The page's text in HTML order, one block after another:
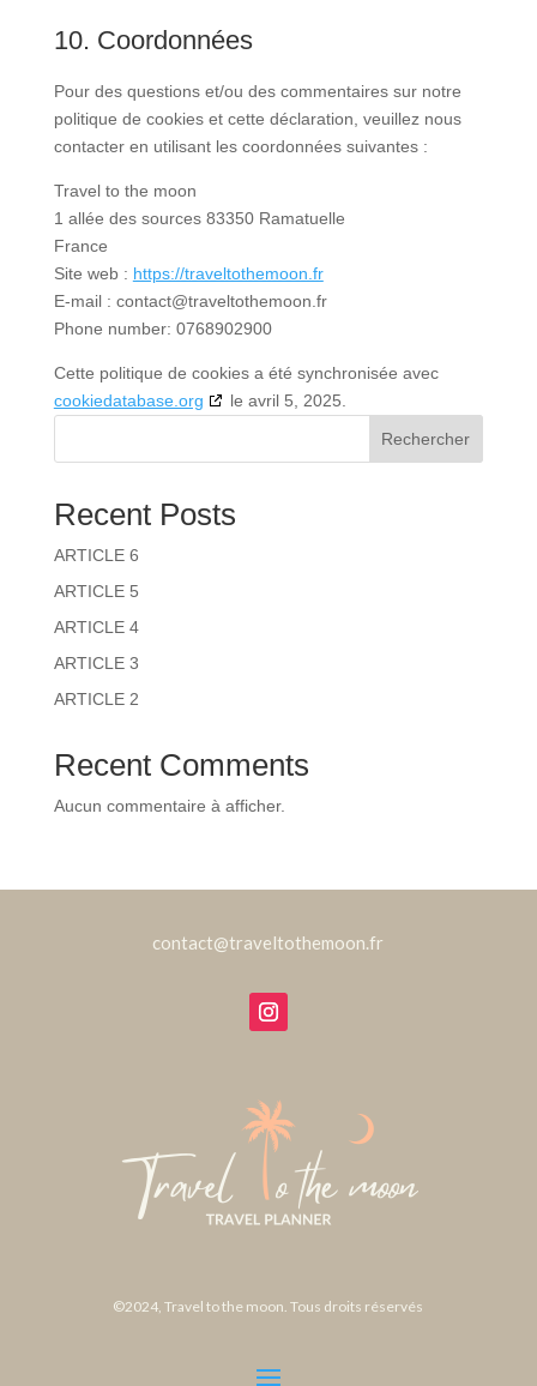
10. Coordonnées
Pour des questions et/ou des commentaires sur notre
politique de cookies et cette déclaration, veuillez nous
contacter en utilisant les coordonnées suivantes :
Travel to the moon
1 allée des sources 83350 Ramatuelle
France
Site web : https://traveltothemoon.fr
E-mail : contact@traveltothemoon.fr
Phone number: 0768902900
Cette politique de cookies a été synchronisée avec
cookiedatabase.org
le avril 5, 2025.
Rechercher
Recent Posts
ARTICLE 6
ARTICLE 5
ARTICLE 4
ARTICLE 3
ARTICLE 2
Recent Comments
Aucun commentaire à afficher.
contact@traveltothemoon.fr
©2024, Travel to the moon. Tous droits réservés